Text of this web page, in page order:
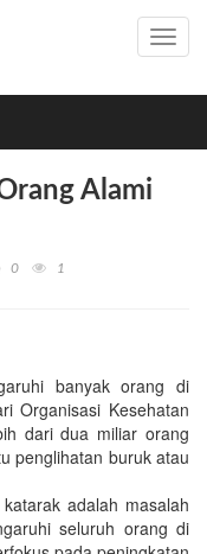
Alami
0 1
banyak orang di
Organisasi Kesehatan
dari dua miliar orang
penglihatan buruk atau
adalah masalah
seluruh orang di